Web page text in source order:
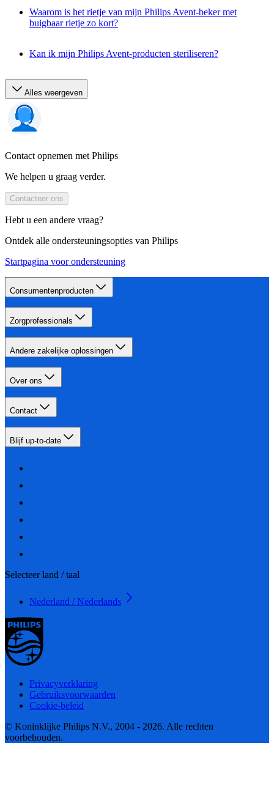
Waarom is het rietje van mijn Philips Avent-beker met
buigbaar rietje zo kort?
Kan ik mijn Philips Avent-producten steriliseren?
Alles weergeven
Contact opnemen met Philips
We helpen u graag verder.
Contacteer ons
Hebt u een andere vraag?
Ontdek alle ondersteuningsopties van Philips
Startpagina voor ondersteuning
Consumentenproducten
Zorgprofessionals
Andere zakelijke oplossingen
Over ons
Contact
Blijf up-to-date
Selecteer land / taal
Nederland / Nederlands
Privacyverklaring
Gebruiksvoorwaarden
Cookie-beleid
© Koninklijke Philips N.V., 2004 - 2026. Alle rechten
voorbehouden.